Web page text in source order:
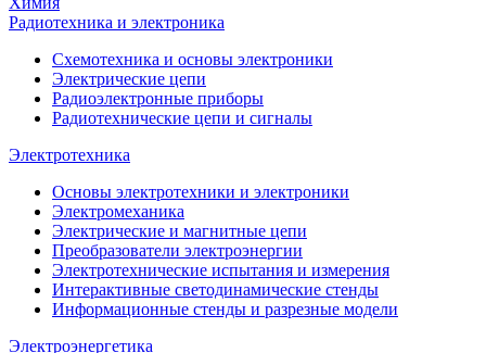
Радиотехника и электроника
Схемотехника и основы электроники
Электрические цепи
Радиоэлектронные приборы
Радиотехнические цепи и сигналы
Электротехника
Основы электротехники и электроники
Электромеханика
Электрические и магнитные цепи
Преобразователи электроэнергии
Электротехнические испытания и измерения
Интерактивные светодинамические стенды
Информационные стенды и разрезные модели
Электроэнергетика